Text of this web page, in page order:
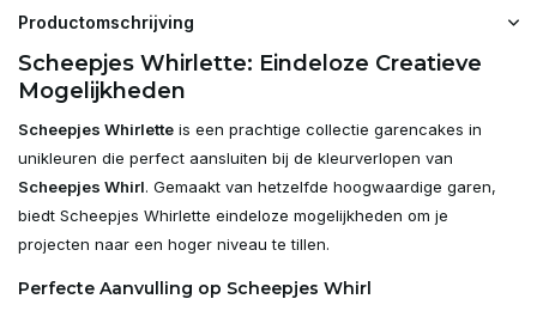
Productomschrijving
Scheepjes Whirlette: Eindeloze Creatieve
Mogelijkheden
Scheepjes Whirlette is een prachtige collectie garencakes in
unikleuren die perfect aansluiten bij de kleurverlopen van
Scheepjes Whirl. Gemaakt van hetzelfde hoogwaardige garen,
biedt Scheepjes Whirlette eindeloze mogelijkheden om je
projecten naar een hoger niveau te tillen.
Perfecte Aanvulling op Scheepjes Whirl